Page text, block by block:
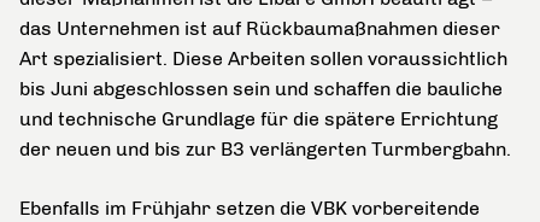
das Unternehmen ist auf Rückbaumaßnahmen dieser
Art spezialisiert. Diese Arbeiten sollen voraussichtlich
bis Juni abgeschlossen sein und schaffen die bauliche
und technische Grundlage für die spätere Errichtung
der neuen und bis zur B3 verlängerten Turmbergbahn.
Ebenfalls im Frühjahr setzen die VBK vorbereitende